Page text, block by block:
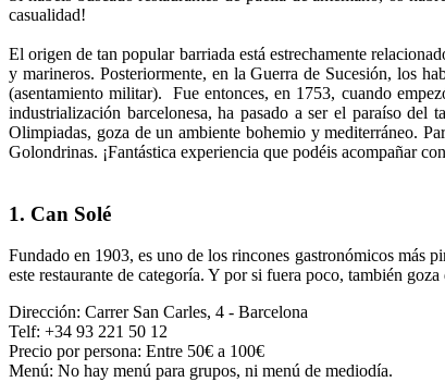
casualidad!
El origen de tan popular barriada está estrechamente
y marineros. Posteriormente, en la Guerra de Sucesión, los
(asentamiento militar). Fue entonces, en 1753, cuando
industrialización barcelonesa, ha pasado a ser el paraíso
Olimpiadas, goza de un ambiente bohemio y mediterráneo.
Golondrinas. ¡Fantástica experiencia que podéis acompañar
1. Can Solé
Fundado en 1903, es uno de los rincones gastronómicos más
este restaurante de categoría. Y por si fuera poco, también
Dirección: Carrer San Carles, 4 - Barcelona
Telf: +34 93 221 50 12
Precio por persona: Entre 50€ a 100€
Menú: No hay menú para grupos, ni menú de mediodía.